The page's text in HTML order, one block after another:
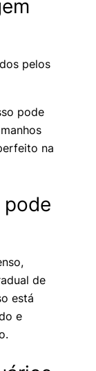
pelos
pode
na
pode
de
está
e